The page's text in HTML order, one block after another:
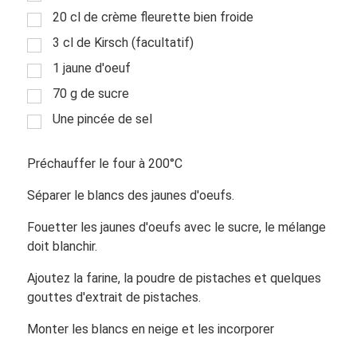
20 cl de crème fleurette bien froide
3 cl de Kirsch (facultatif)
1 jaune d'oeuf
70 g de sucre
Une pincée de sel
Préchauffer le four à 200°C
Séparer le blancs des jaunes d'oeufs.
Fouetter les jaunes d'oeufs avec le sucre, le mélange
doit blanchir.
Ajoutez la farine, la poudre de pistaches et quelques
gouttes d'extrait de pistaches.
Monter les blancs en neige et les incorporer